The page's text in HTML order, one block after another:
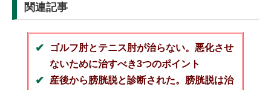
関連記事
ゴルフ肘とテニス肘が治らない。悪化させ
ないために治すべき3つのポイント
産後から膀胱脱と診断された。膀胱脱は治